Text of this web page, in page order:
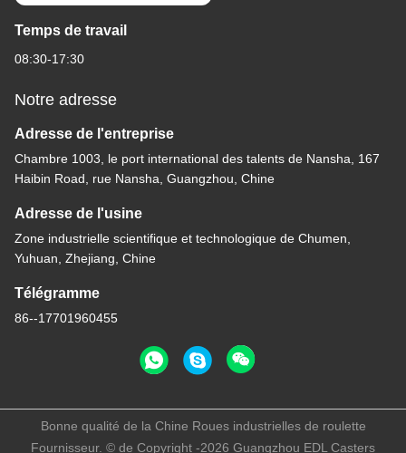
Temps de travail
08:30-17:30
Notre adresse
Adresse de l'entreprise
Chambre 1003, le port international des talents de Nansha, 167
Haibin Road, rue Nansha, Guangzhou, Chine
Adresse de l'usine
Zone industrielle scientifique et technologique de Chumen,
Yuhuan, Zhejiang, Chine
Télégramme
86--17701960455
Bonne qualité de la Chine Roues industrielles de roulette
Fournisseur. © de Copyright -2026 Guangzhou EDL Casters